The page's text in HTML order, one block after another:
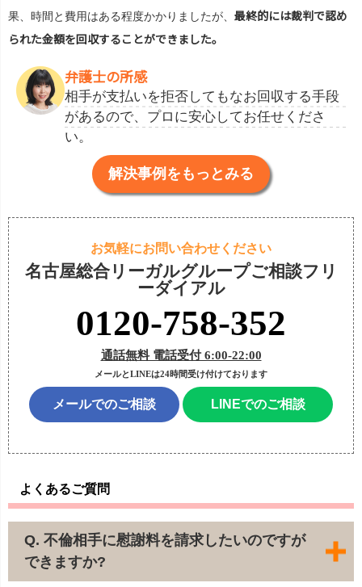
果、時間と費用はある程度かかりましたが、 最終的には裁判で認め
られた金額を回収することができました。
弁護士の所感
相手が支払いを拒否してもなお回収する手段
があるので、プロに安心してお任せくださ
い。
解決事例をもっとみる
お気軽にお問い合わせください
名古屋総合リーガルグループご相談フリ
ーダイアル
0120-758-352
通話無料 電話受付 6:00-22:00
メールとLINEは24時間受け付けております
メールでのご相談 LINEでのご相談
よくあるご質問
Q. 不倫相手に慰謝料を請求したいのですが
できますか?